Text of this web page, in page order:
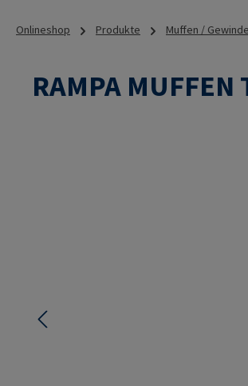
Onlineshop Produkte Muffen /
RAMPA MUFFEN